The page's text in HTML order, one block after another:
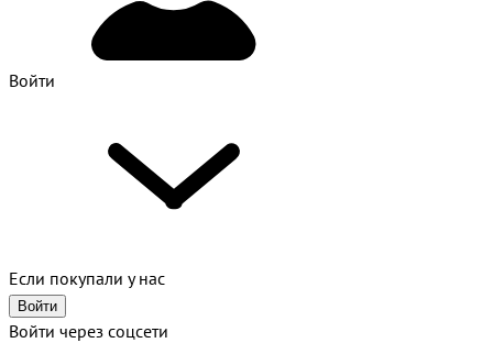
Войти
Если покупали у нас
Войти
Войти через соцсети